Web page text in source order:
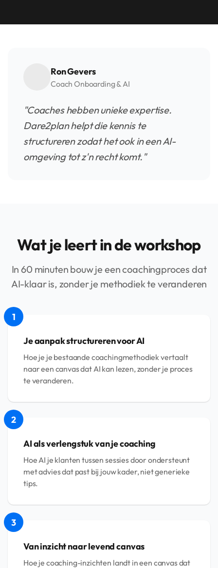
Ron Gevers
Coach Onboarding & AI
"Coaches hebben unieke expertise.
Dare2plan helpt die kennis te
structureren zodat het ook in een AI-
omgeving tot z'n recht komt."
Wat je leert in de workshop
In 60 minuten bouw je een coachingproces dat
AI-klaar is, zonder je methodiek te veranderen
1
Je aanpak structureren voor AI
Hoe je je bestaande coachingmethodiek vertaalt
naar een canvas dat AI kan lezen, zonder je proces
te veranderen.
2
AI als verlengstuk van je coaching
Hoe AI je klanten tussen sessies door ondersteunt
met advies dat past bij jouw kader, niet generieke
tips.
3
Van inzicht naar levend canvas
Hoe je coaching-inzichten landt in een canvas dat